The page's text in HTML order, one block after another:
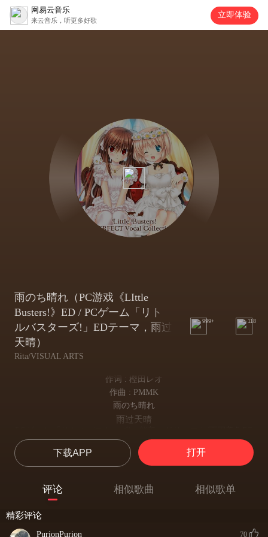
网易云音乐
来云音乐，听更多好歌
立即体验
雨のち晴れ（PC游戏《LIttle
Busters!》ED / PCゲーム「リト
ルバスターズ!」EDテーマ，雨过
天晴）
Rita/VISUAL ARTS
999+ 118
作词 : 樫田レオ
作曲 : PMMK
雨のち晴れ
雨过天晴
道(みち)ばたに咲(さ)く赤(あか)い花(ばな)びらが雨(あめ)に
染(そ)まっていくの 今日(きょう)も
家路(いえじ)走(はし)る
擦身而过的孩子们奔跑着，踩着归途中浅浅的水洼
下载APP 打开
评论 相似歌曲 相似歌单
精彩评论
PurionPurion 70